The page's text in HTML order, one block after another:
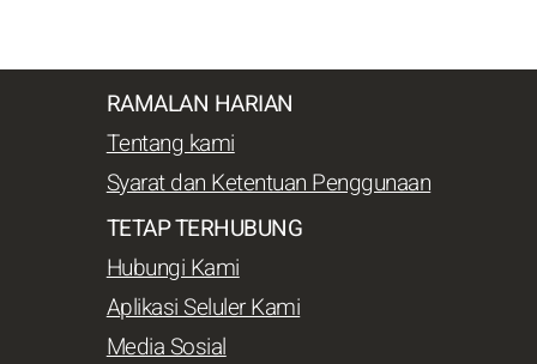
RAMALAN HARIAN
Tentang kami
Syarat dan Ketentuan Penggunaan
TETAP TERHUBUNG
Hubungi Kami
Aplikasi Seluler Kami
Media Sosial